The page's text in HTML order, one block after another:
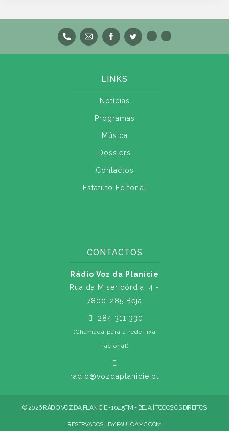
LINKS
Notícias
Programas
Música
Dossiers
Contactos
Estatuto Editorial
CONTACTOS
Rádio Voz da Planície
Rua da Misericórdia, 4 -
7800-285 Beja
284 311 330
(Chamada para a rede fixa
nacional)
radio@vozdaplanicie.pt
© 2026 RÁDIO VOZ DA PLANÍCIE - 104.5FM - BEJA | TODOS OS DIREITOS
RESERVADOS. | BY PAULOAMC.COM